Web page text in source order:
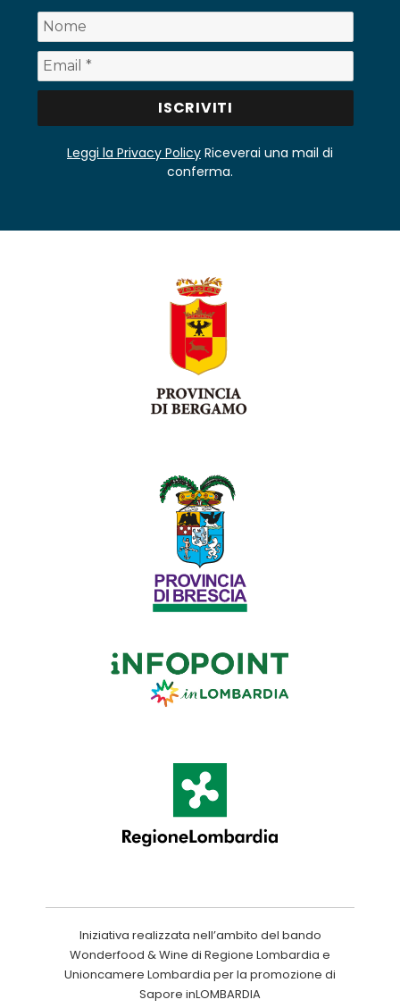
Leggi la Privacy Policy Riceverai una mail di
conferma.
Iniziativa realizzata nell’ambito del bando
Wonderfood & Wine di Regione Lombardia e
Unioncamere Lombardia per la promozione di
Sapore inLOMBARDIA